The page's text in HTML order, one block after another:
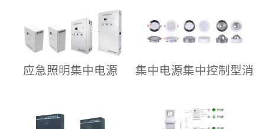
应急照明集中电源 集中电源集中控制型消